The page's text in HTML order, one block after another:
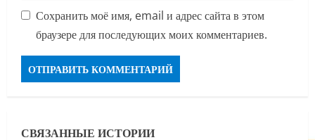
Сохранить моё имя, email и адрес сайта в этом
браузере для последующих моих комментариев.
СВЯЗАННЫЕ ИСТОРИИ